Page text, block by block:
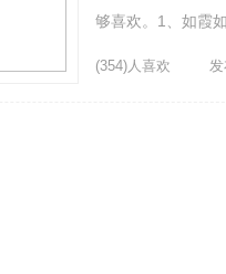
够喜欢。1、如霞
(354)人喜欢